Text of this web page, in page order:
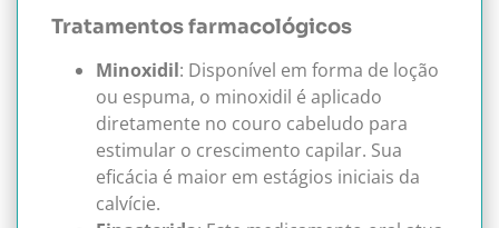
Tratamentos farmacológicos
Minoxidil: Disponível em forma de loção
ou espuma, o minoxidil é aplicado
diretamente no couro cabeludo para
estimular o crescimento capilar. Sua
eficácia é maior em estágios iniciais da
calvície.